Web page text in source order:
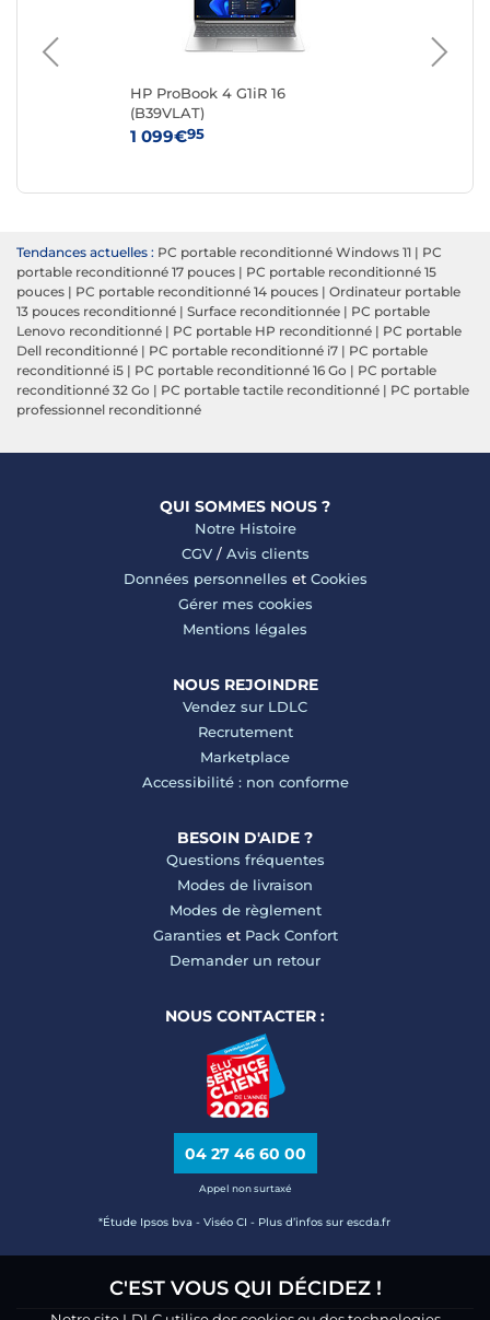
HP ProBook 4 G1iR 16
(B39VLAT)
1 099€95
Tendances actuelles : PC portable reconditionné Windows 11 | PC
portable reconditionné 17 pouces | PC portable reconditionné 15
pouces | PC portable reconditionné 14 pouces | Ordinateur portable
13 pouces reconditionné | Surface reconditionnée | PC portable
Lenovo reconditionné | PC portable HP reconditionné | PC portable
Dell reconditionné | PC portable reconditionné i7 | PC portable
reconditionné i5 | PC portable reconditionné 16 Go | PC portable
reconditionné 32 Go | PC portable tactile reconditionné | PC portable
professionnel reconditionné
QUI SOMMES NOUS ?
Notre Histoire
CGV/ Avis clients
Données personnelles et Cookies
Gérer mes cookies
Mentions légales
NOUS REJOINDRE
Vendez sur LDLC
Recrutement
Marketplace
Accessibilité : non conforme
BESOIN D'AIDE ?
Questions fréquentes
Modes de livraison
Modes de règlement
Garanties et Pack Confort
Demander un retour
NOUS CONTACTER :
04 27 46 60 00
Appel non surtaxé
*Étude Ipsos bva - Viséo CI - Plus d’infos sur escda.fr
C'EST VOUS QUI DÉCIDEZ !